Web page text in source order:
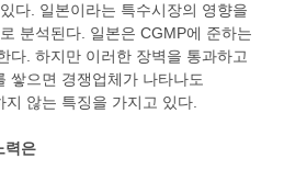
다. 일본이라는 특수시장의 영향을
분석된다. 일본은 CGMP에 준하는
다. 하지만 이러한 장벽을 통과하고
쌓으면 경쟁업체가 나타나도
않는 특징을 가지고 있다.
력은